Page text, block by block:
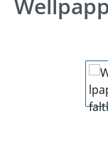
Bildergalerie